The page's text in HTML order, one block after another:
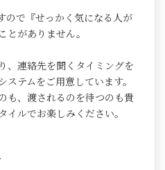
ので『せっかく気になる人が
とがありません。
、連絡先を聞くタイミングを
テムをご用意しています。
も、渡されるのを待つのも貴
イルでお楽しみください。